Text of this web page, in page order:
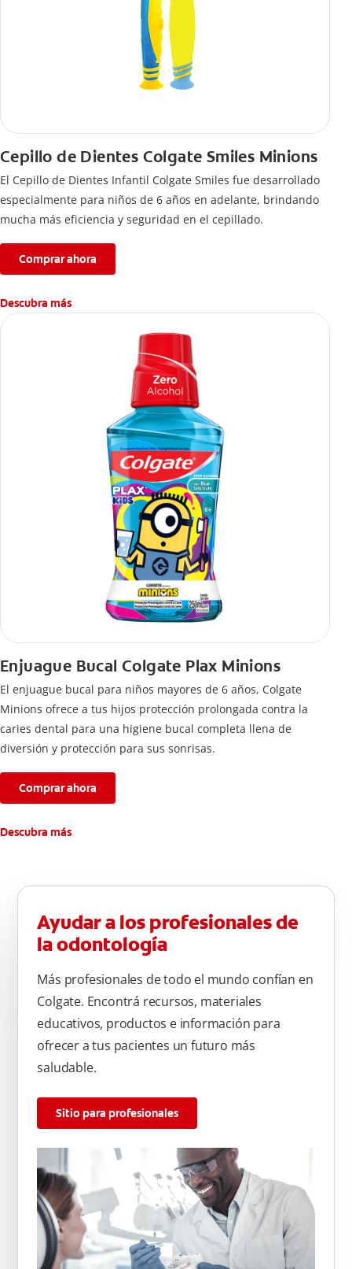
Cepillo de Dientes Colgate Smiles Minions
El Cepillo de Dientes Infantil Colgate Smiles fue desarrollado
especialmente para niños de 6 años en adelante, brindando
mucha más eficiencia y seguridad en el cepillado.
Comprar ahora
Descubra más
Enjuague Bucal Colgate Plax Minions
El enjuague bucal para niños mayores de 6 años, Colgate
Minions ofrece a tus hijos protección prolongada contra la
caries dental para una higiene bucal completa llena de
diversión y protección para sus sonrisas.
Comprar ahora
Descubra más
Ayudar a los profesionales de
la odontología
Más profesionales de todo el mundo confían en
Colgate. Encontrá recursos, materiales
educativos, productos e información para
ofrecer a tus pacientes un futuro más
saludable.
Sitio para profesionales